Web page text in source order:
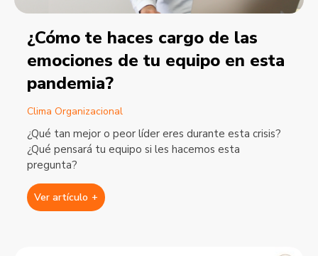
¿Cómo te haces cargo de las
emociones de tu equipo en esta
pandemia?
Clima Organizacional
¿Qué tan mejor o peor líder eres durante esta crisis?
¿Qué pensará tu equipo si les hacemos esta
pregunta?
Ver artículo +